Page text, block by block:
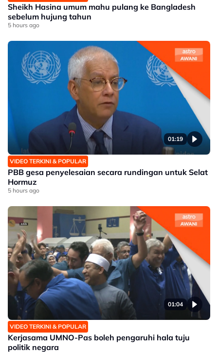
Sheikh Hasina umum mahu pulang ke Bangladesh
sebelum hujung tahun
5 hours ago
01:19
VIDEO TERKINI & POPULAR
PBB gesa penyelesaian secara rundingan untuk Selat
Hormuz
5 hours ago
01:04
VIDEO TERKINI & POPULAR
Kerjasama UMNO-Pas boleh pengaruhi hala tuju
politik negara